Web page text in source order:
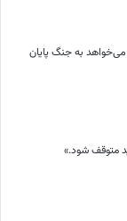
می‌خواهد به جنگ پایان
متوقف شود.»